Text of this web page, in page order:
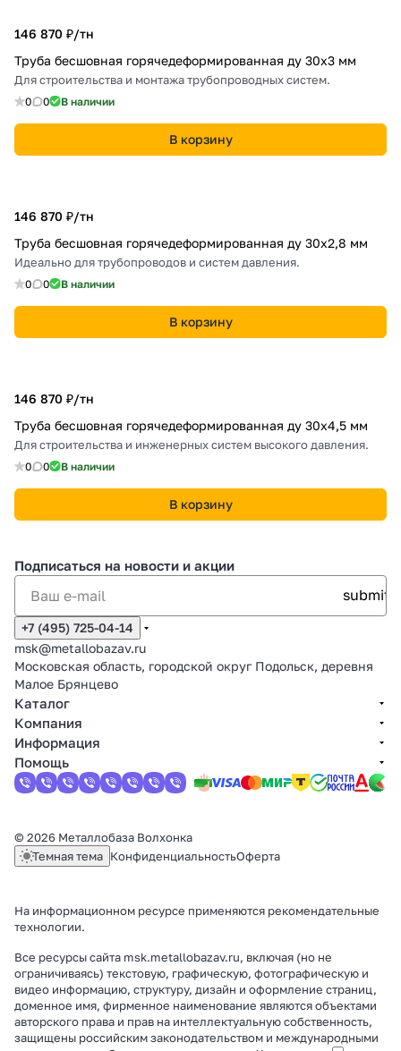
146 870 ₽/тн
Труба бесшовная горячедеформированная ду 30х3 мм
Для строительства и монтажа трубопроводных систем.
0 0 В наличии
В корзину
146 870 ₽/тн
Труба бесшовная горячедеформированная ду 30х2,8 мм
Идеально для трубопроводов и систем давления.
0 0 В наличии
В корзину
146 870 ₽/тн
Труба бесшовная горячедеформированная ду 30х4,5 мм
Для строительства и инженерных систем высокого давления.
0 0 В наличии
В корзину
Подписаться на новости и акции
+7 (495) 725-04-14
msk@metallobazav.ru
Московская область, городской округ Подольск, деревня
Малое Брянцево
Каталог
Компания
Информация
Помощь
© 2026 Металлобаза Волхонка
Темная тема КонфиденциальностьОферта
На информационном ресурсе применяются рекомендательные
технологии.
Все ресурсы сайта msk.metallobazav.ru, включая (но не
ограничиваясь) текстовую, графическую, фотографическую и
видео информацию, структуру, дизайн и оформление страниц,
доменное имя, фирменное наименование являются объектами
авторского права и прав на интеллектуальную собственность,
защищены российским законодательством и международными